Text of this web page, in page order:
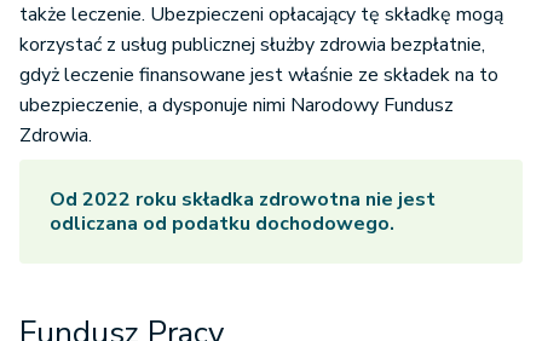
także leczenie. Ubezpieczeni opłacający tę składkę mogą
korzystać z usług publicznej służby zdrowia bezpłatnie,
gdyż leczenie finansowane jest właśnie ze składek na to
ubezpieczenie, a dysponuje nimi Narodowy Fundusz
Zdrowia.
Od 2022 roku składka zdrowotna nie jest
odliczana od podatku dochodowego.